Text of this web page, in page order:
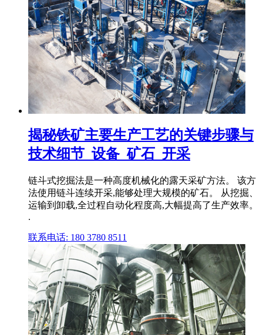
揭秘铁矿主要生产工艺的关键步骤与
技术细节_设备_矿石_开采
链斗式挖掘法是一种高度机械化的露天采矿方法。 该方
法使用链斗连续开采,能够处理大规模的矿石。 从挖掘、
运输到卸载,全过程自动化程度高,大幅提高了生产效率。
.
联系电话: 180 3780 8511